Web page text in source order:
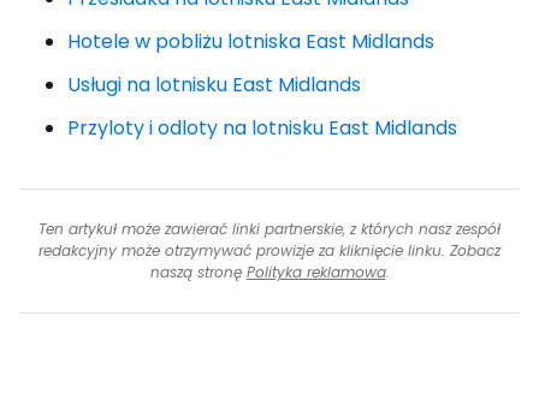
Hotele w pobliżu lotniska East Midlands
Usługi na lotnisku East Midlands
Przyloty i odloty na lotnisku East Midlands
Ten artykuł może zawierać linki partnerskie, z których nasz zespół
redakcyjny może otrzymywać prowizje za kliknięcie linku. Zobacz
naszą stronę Polityka reklamowa.